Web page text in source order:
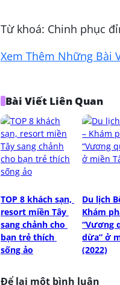
Từ khoá: Chinh phục
Xem Thêm Những Bài
Bài Viết Liên Quan
TOP 8 khách sạn,
resort miền Tây
sang chảnh cho
bạn trẻ thích
sống ảo
Du lịch
Khám
“Vương
dừa” ở
(2022)
Để lại một bình luận